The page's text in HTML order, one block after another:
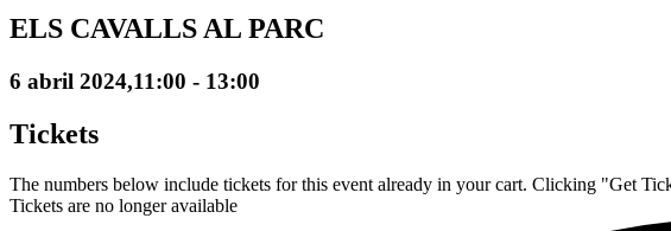
ELS CAVALLS AL PARC
6 abril 2024,11:00 - 13:00
Tickets
The numbers below include tickets for this event already in your cart. Clicking "Get
Tickets are no longer available